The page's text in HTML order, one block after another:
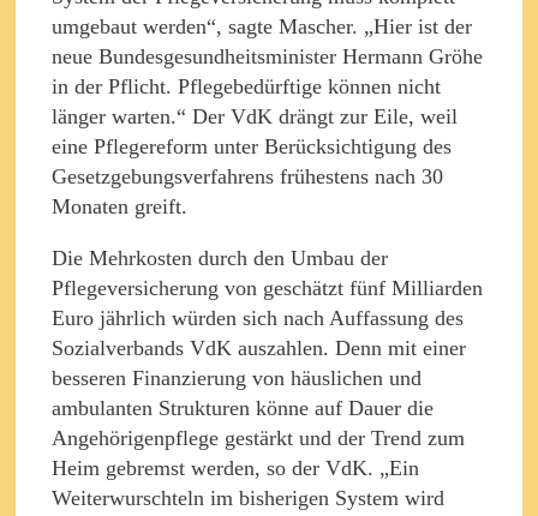
umgebaut werden“, sagte Mascher. „Hier ist der
neue Bundesgesundheitsminister Hermann Gröhe
in der Pflicht. Pflegebedürftige können nicht
länger warten.“ Der VdK drängt zur Eile, weil
eine Pflegereform unter Berücksichtigung des
Gesetzgebungsverfahrens frühestens nach 30
Monaten greift.
Die Mehrkosten durch den Umbau der
Pflegeversicherung von geschätzt fünf Milliarden
Euro jährlich würden sich nach Auffassung des
Sozialverbands VdK auszahlen. Denn mit einer
besseren Finanzierung von häuslichen und
ambulanten Strukturen könne auf Dauer die
Angehörigenpflege gestärkt und der Trend zum
Heim gebremst werden, so der VdK. „Ein
Weiterwurschteln im bisherigen System wird